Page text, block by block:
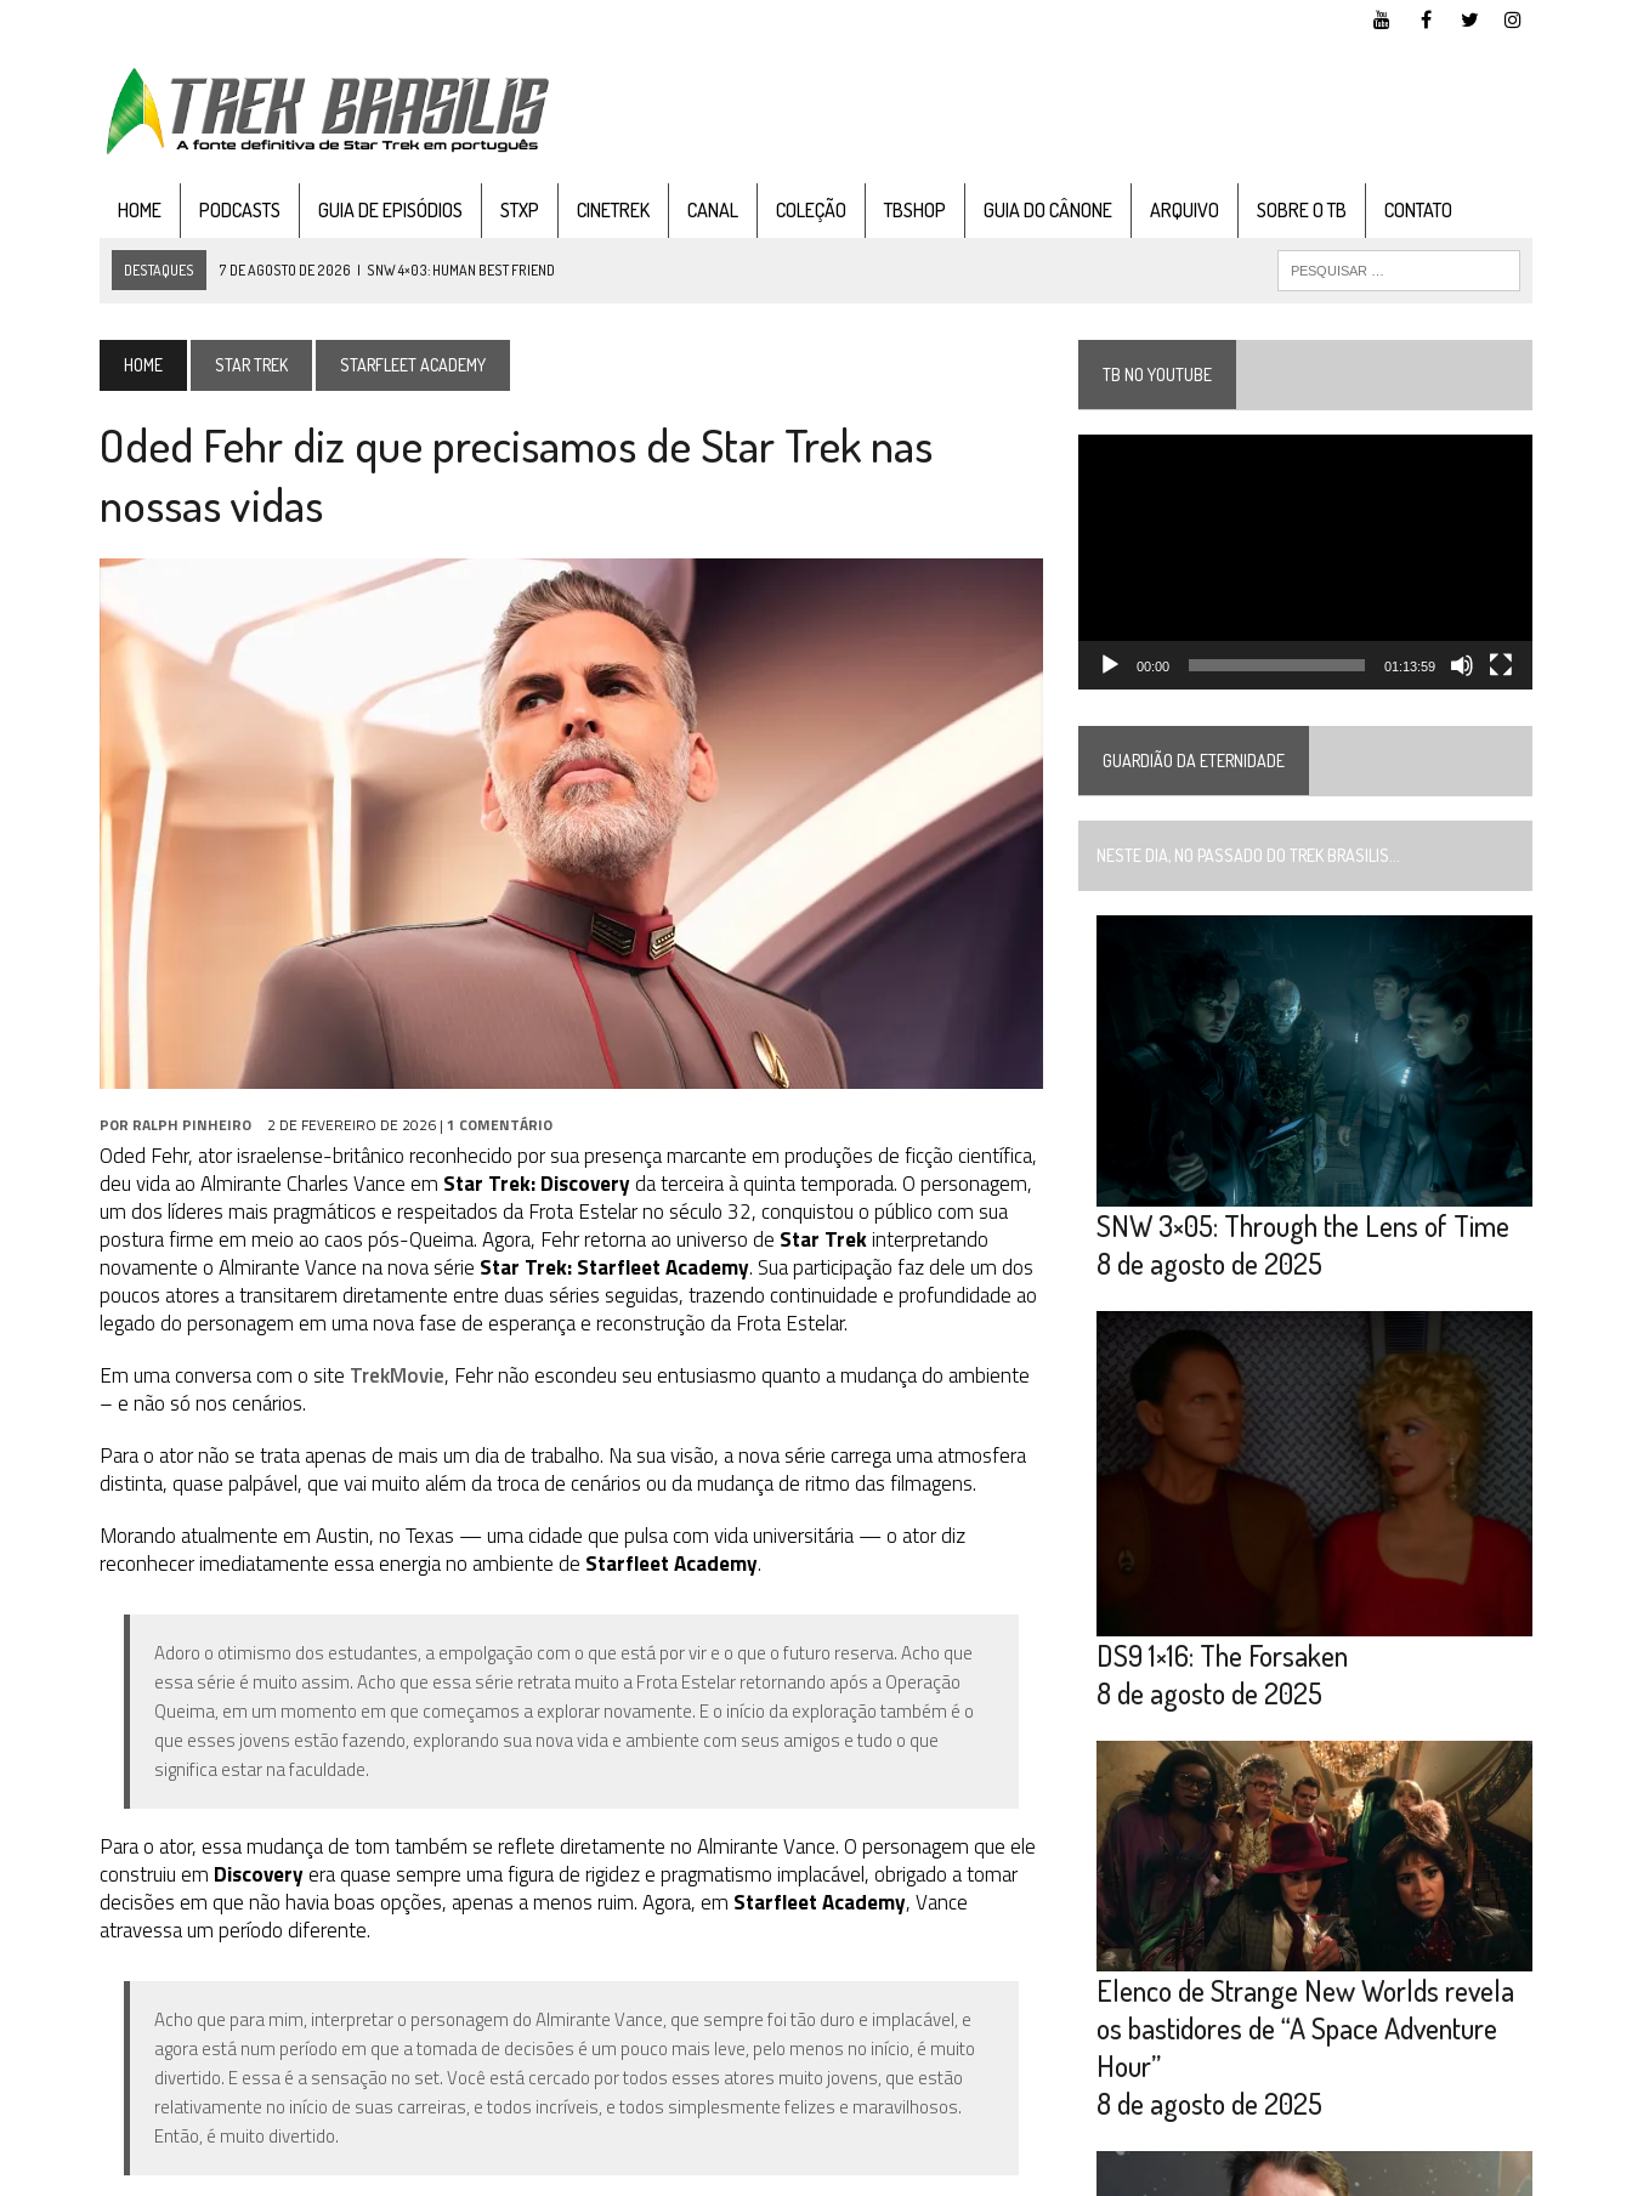
HOME PODCASTS GUIA DE EPISÓDIOS STXP CINETREK CANAL COLEÇÃO TBSHOP GUIA DO CÂNONE ARQUIVO SOBRE O TB CONTATO
DESTAQUES 7 DE AGOSTO DE 2026 | SNW 4×03: HUMAN BEST FRIEND
4 DE AGOSTO DE 2026 | REVISITANDO “HIDE AND Q” (TNG 1×09)
3 DE AGOSTO DE 2026 VEJA FOTOS DO TERCEIRO EPISÓDIO DA 4ª TEMPORADA DE STRANGE NEW WORDS
PARAMOUNT E CBS DERRUBAM NOVO VÍDEO DO FILME DE FÃS AXANAR HORAS APÓS ESTREIA
2 DE AGOSTO DE 2026 | TB AO VIVO | STAR TREK: STRANGE NEW WORLDS – “THE GRIFFIN INCIDENT” (4×02)
GRANDES JORNADAS | QUATRO EPISÓDIOS DESTAR TREKSOBRE DIFERENTES PONTOS DE VISTA
7 DE AGOSTO DE 2026 | GRANDES JORNADAS | SEIS EPISÓDIOS DESTAR TREK SOBRE PATERNIDADE
HOME STAR TREK STARFLEET ACADEMY
Oded Fehr diz que precisamos de Star Trek nas
nossas vidas
POR RALPH PINHEIRO 2 DE FEVEREIRO DE 2026 | 1 COMENTÁRIO
Oded Fehr, ator israelense-britânico reconhecido por sua presença marcante em produções de ficção científica,
deu vida ao Almirante Charles Vance em Star Trek: Discoveryda terceira à quinta temporada. O personagem,
um dos líderes mais pragmáticos e respeitados da Frota Estelar no século 32, conquistou o público com sua
postura firme em meio ao caos pós-Queima.Agora, Fehr retorna ao universo de Star Trekinterpretando
novamente o Almirante Vance na nova série Star Trek: Starfleet Academy. Sua participação faz dele um dos
poucos atores a transitarem diretamente entre duas séries seguidas, trazendo continuidade e profundidade ao
legado do personagem em uma nova fase de esperança e reconstrução da Frota Estelar.
Em uma conversa com o site TrekMovie, Fehr não escondeu seu entusiasmo quanto a mudança do ambiente
– e não só nos cenários.
Para o ator não se trata apenas de mais um dia de trabalho. Na sua visão, a nova série carrega uma atmosfera
distinta, quase palpável, que vai muito além da troca de cenários ou da mudança de ritmo das filmagens.
Morando atualmente em Austin, no Texas — uma cidade que pulsa com vida universitária — o ator diz
reconhecer imediatamente essa energia no ambiente de Starfleet Academy.
Adoro o otimismo dos estudantes, a empolgação com o que está por vir e o que o futuro reserva. Acho que
essa série é muito assim. Acho que essa série retrata muito a Frota Estelar retornando após a Operação
Queima, em um momento em que começamos a explorar novamente. E o início da exploração também é o
que esses jovens estão fazendo, explorando sua nova vida e ambiente com seus amigos e tudo o que
significa estar na faculdade.
Para o ator, essa mudança de tom também se reflete diretamente no Almirante Vance. O personagem que ele
construiu em Discoveryera quase sempre uma figura de rigidez e pragmatismo implacável, obrigado a tomar
decisões em que não havia boas opções, apenas a menos ruim. Agora, em Starfleet Academy, Vance
atravessa um período diferente.
Acho que para mim, interpretar o personagem do Almirante Vance, que sempre foi tão duro e implacável, e
agora está num período em que a tomada de decisões é um pouco mais leve, pelo menos no início, é muito
divertido. E essa é a sensação no set. Você está cercado por todos esses atores muito jovens, que estão
relativamente no início de suas carreiras, e todos incríveis, e todos simplesmente felizes e maravilhosos.
Então, é muito divertido.
TB NO YOUTUBE
00:00 01:13:59
GUARDIÃO DA ETERNIDADE
NESTE DIA, NO PASSADO DO TREK BRASILIS...
SNW 3×05: Through the Lens of Time
8 de agosto de 2025
DS9 1×16: The Forsaken
8 de agosto de 2025
Elenco de Strange New Worlds revela
os bastidores de “A Space Adventure
Hour”
8 de agosto de 2025